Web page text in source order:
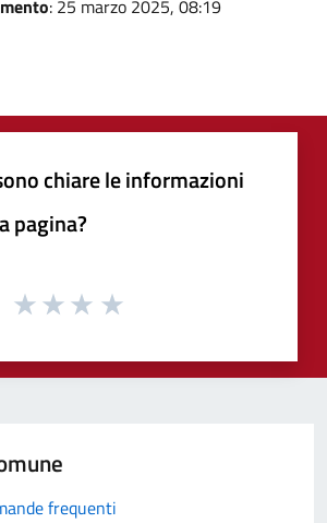
: 25 marzo 2025, 08:19
chiare le informazioni
pagina?
frequenti